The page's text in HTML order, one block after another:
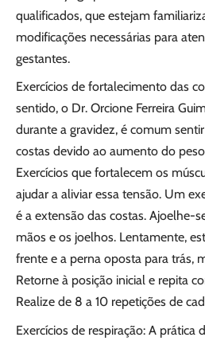
qualificados, que estejam
modificações necessárias para
gestantes.
Exercícios de fortalecimento das
sentido, o Dr. Orcione Ferreira
durante a gravidez, é comum
costas devido ao aumento do
Exercícios que fortalecem os
ajudar a aliviar essa tensão. Um
é a extensão das costas. Ajoelhe-
mãos e os joelhos. Lentamente,
frente e a perna oposta para trás,
Retorne à posição inicial e repita
Realize de 8 a 10 repetições de
Exercícios de respiração: A prática